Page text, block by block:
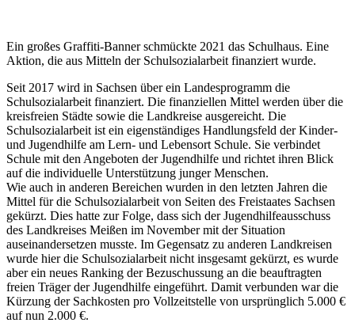
Ein großes Graffiti-Banner schmückte 2021 das Schulhaus. Eine
Aktion, die aus Mitteln der Schulsozialarbeit finanziert wurde.
Seit 2017 wird in Sachsen über ein Landesprogramm die
Schulsozialarbeit finanziert. Die finanziellen Mittel werden über die
kreisfreien Städte sowie die Landkreise ausgereicht. Die
Schulsozialarbeit ist ein eigenständiges Handlungsfeld der Kinder-
und Jugendhilfe am Lern- und Lebensort Schule. Sie verbindet
Schule mit den Angeboten der Jugendhilfe und richtet ihren Blick
auf die individuelle Unterstützung junger Menschen.
Wie auch in anderen Bereichen wurden in den letzten Jahren die
Mittel für die Schulsozialarbeit von Seiten des Freistaates Sachsen
gekürzt. Dies hatte zur Folge, dass sich der Jugendhilfeausschuss
des Landkreises Meißen im November mit der Situation
auseinandersetzen musste. Im Gegensatz zu anderen Landkreisen
wurde hier die Schulsozialarbeit nicht insgesamt gekürzt, es wurde
aber ein neues Ranking der Bezuschussung an die beauftragten
freien Träger der Jugendhilfe eingeführt. Damit verbunden war die
Kürzung der Sachkosten pro Vollzeitstelle von ursprünglich 5.000 €
auf nun 2.000 €.